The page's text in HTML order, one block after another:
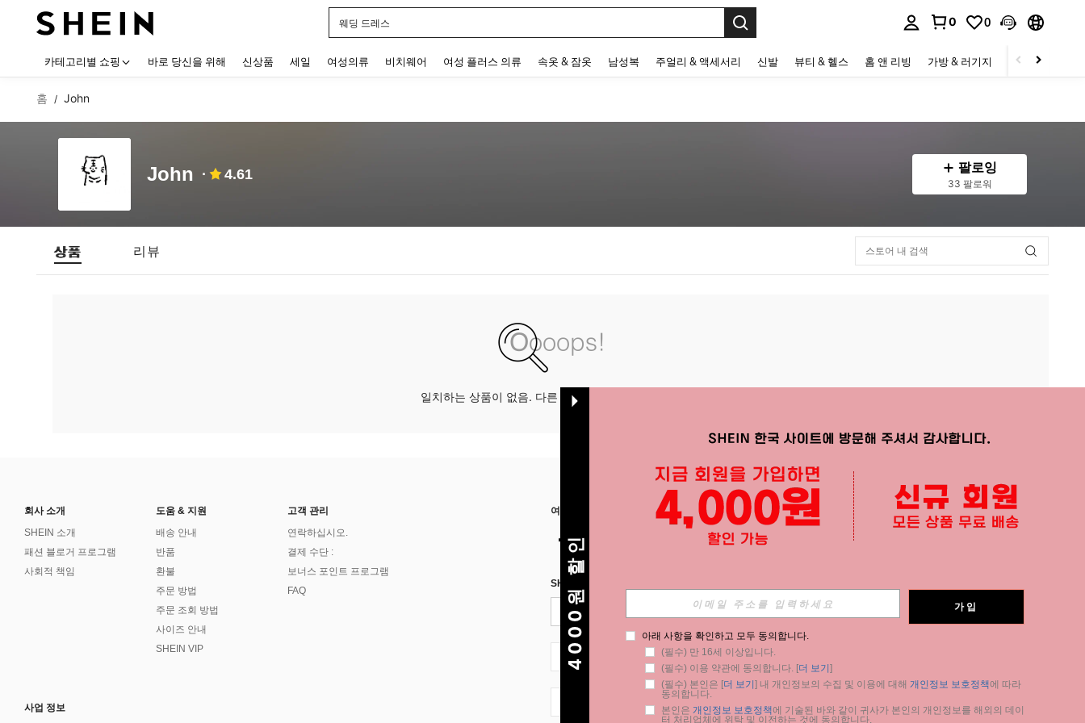
웨딩 드레스
0 0
카테고리별 쇼핑 바로 당신을 위해 신상품 세일 여성의류 비치웨어 여성 플러스 의류 속옷 & 잠옷 남성복 주얼리 & 액세서리 신발 뷰티 & 헬스 홈 앤 리빙 가방 & 러기지 스포츠 & 아웃
홈 / John
John 4.61 팔로잉
33 팔로워
상품 리뷰
일치하는 상품이 없음. 다른 옵션으로 시도하십시오.
회사 소개
SHEIN 소개
패션 블로거 프로그램
사회적 책임
도움 & 지원
배송 안내
반품
환불
주문 방법
주문 조회 방법
사이즈 안내
SHEIN VIP
고객 관리
연락하십시오.
결제 수단 :
보너스 포인트 프로그램
FAQ
사업 정보
여기에서 저희를 찾아주세요 APP
SHEIN STYLE NEWS에 등록하세요.
KR + 82
4000원 할인 가입
아래 사항을 확인하고 모두 동의합니다.
(필수) 만 16세 이상입니다.
(필수) 이용 약관에 동의합니다. [더 보기 ]
(필수) 본인은 [더 보기 ] 내 개인정보의 수집 및 이용에 대해 개인정보 보호정책에 따라
동의합니다.
본인은 개인정보 보호정책에 기술된 바와 같이 귀사가 본인의 개인정보를 해외의 데이
터 처리업체에 위탁 및 이전하는 것에 동의합니다.